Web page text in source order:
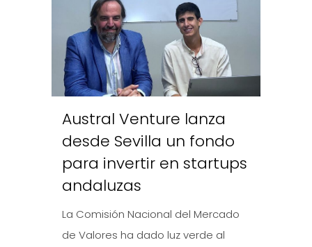
Austral Venture lanza
desde Sevilla un fondo
para invertir en startups
andaluzas
La Comisión Nacional del Mercado
de Valores ha dado luz verde al